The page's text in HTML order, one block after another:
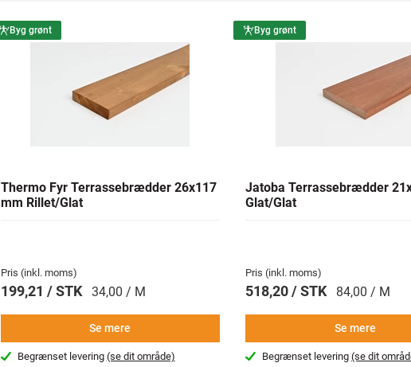
Byg grønt
Thermo Fyr Terrassebrædder 26x117
mm Rillet/Glat
Pris (inkl. moms)
199,21 / STK 34,00 / M
Se mere
Begrænset levering (se dit område)
Byg grønt
Jatoba Terrassebrædder
Glat/Glat
Pris (inkl. moms)
518,20 / STK 84,00 / M
Se mere
Begrænset levering(se dit